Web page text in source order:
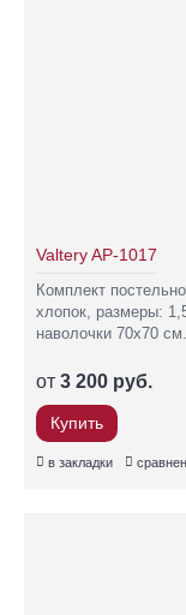
Valtery AP-1017
Комплект
хлопок, размеры:
наволочки 70х70
от 3 200 руб.
Купить
в закладки